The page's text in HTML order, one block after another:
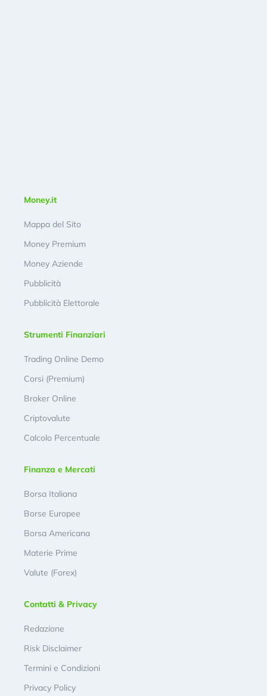
Money.it
Mappa del Sito
Money Premium
Money Aziende
Pubblicità
Pubblicità Elettorale
Strumenti Finanziari
Trading Online Demo
Corsi (Premium)
Broker Online
Criptovalute
Calcolo Percentuale
Finanza e Mercati
Borsa Italiana
Borse Europee
Borsa Americana
Materie Prime
Valute (Forex)
Contatti & Privacy
Redazione
Risk Disclaimer
Termini e Condizioni
Privacy Policy